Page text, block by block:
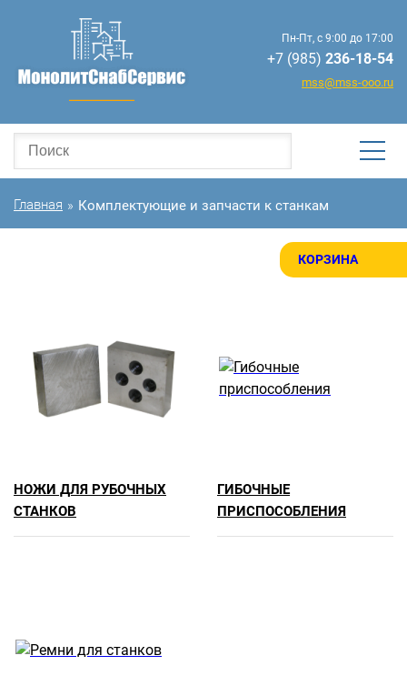
КОРЗИНА
Пн-Пт, с 9:00 до 17:00
+7 (985) 236-18-54
mss@mss-ooo.ru
Главная » Комплектующие и запчасти к станкам
НОЖИ ДЛЯ РУБОЧНЫХ
СТАНКОВ
ГИБОЧНЫЕ
ПРИСПОСОБЛЕНИЯ